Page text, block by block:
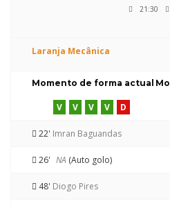
21:30
Laranja Mecânica
Momento de forma actual
V V V V D
22' Imran Baguandas
26' NA (Auto golo)
48' Diogo Pires